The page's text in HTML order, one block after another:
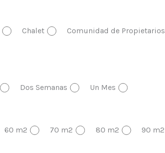
Chalet Comunidad de Propietarios
Dos Semanas Un Mes
60 m2 70 m2 80 m2 90 m2